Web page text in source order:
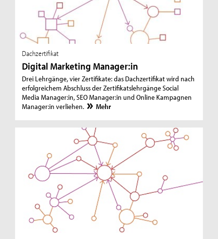
Dachzertifikat
Digital Marketing Manager:in
Drei Lehrgänge, vier Zertifikate: das Dachzertifikat wird nach
erfolgreichem Abschluss der Zertifikatslehrgänge Social
Media Manager:in, SEO Manager:in und Online Kampagnen
Manager:in verliehen.
Mehr